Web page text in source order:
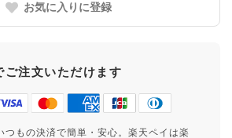
お気に入りに登録
ご注文いただけます
つもの決済で簡単・安心。楽天ペイは楽